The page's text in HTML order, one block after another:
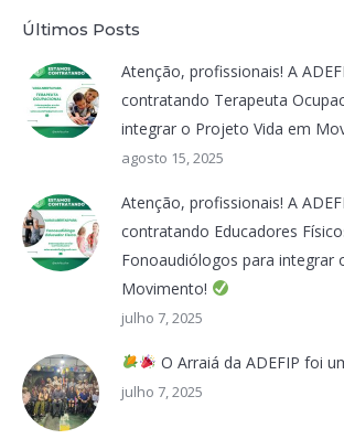
Últimos Posts
Atenção, profissionais! A
contratando Terapeuta
integrar o Projeto Vida em
agosto 15, 2025
Atenção, profissionais! A
contratando Educadores
Fonoaudiólogos para integrar
Movimento!
julho 7, 2025
O Arraiá da ADEFIP foi
julho 7, 2025